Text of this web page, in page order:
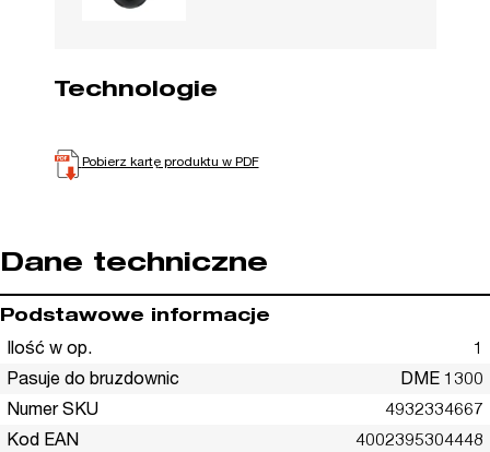
Technologie
Pobierz kartę produktu w PDF
Dane techniczne
Podstawowe informacje
Ilość w op.
1
Pasuje do bruzdownic
DME 1300
Numer SKU
4932334667
Kod EAN
4002395304448